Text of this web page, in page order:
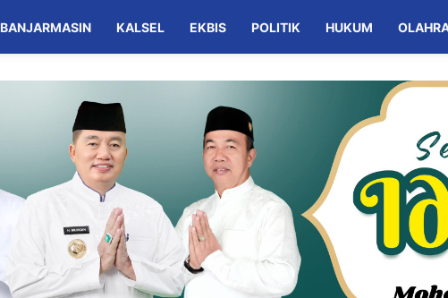
BANJARMASIN KALSEL EKBIS POLITIK HUKUM